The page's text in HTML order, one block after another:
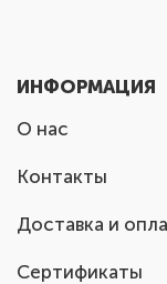
ИНФОРМАЦИЯ
О нас
Контакты
Доставка и
Сертификаты